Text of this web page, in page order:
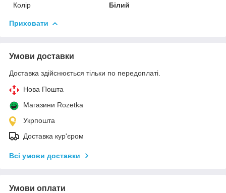
Колір
Білий
Приховати
Умови доставки
Доставка здійснюється тільки по передоплаті.
Нова Пошта
Магазини Rozetka
Укрпошта
Доставка кур'єром
Всі умови доставки
Умови оплати